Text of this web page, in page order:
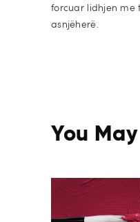
forcuar lidhjen me
asnjëherë.
You